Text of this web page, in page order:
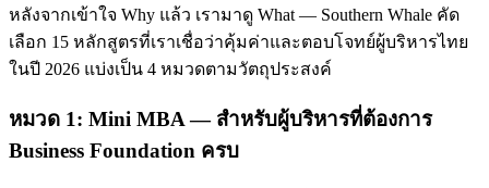
หลังจากเข้าใจ Why แล้ว เรามาดู What — Southern Whale คัด
เลือก 15 หลักสูตรที่เราเชื่อว่าคุ้มค่าและตอบโจทย์ผู้บริหารไทย
ในปี 2026 แบ่งเป็น 4 หมวดตามวัตถุประสงค์
หมวด 1: Mini MBA — สำหรับผู้บริหารที่ต้องการ
Business Foundation ครบ